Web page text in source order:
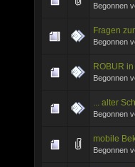
Begonnen
Fragen
Begonnen
ROBUR
Begonnen
... alter
Begonnen
mobile
Begonnen